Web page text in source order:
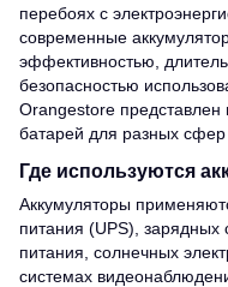
перебоях с
современные
эффективностью,
безопасностью
Orangestore
батарей для разных
Где используются
Аккумуляторы
питания (UPS), зарядных
питания, солнечных
системах